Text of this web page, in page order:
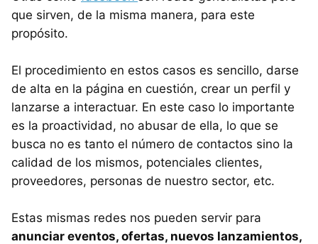
que sirven, de la misma manera, para este
propósito.
El procedimiento en estos casos es sencillo, darse
de alta en la página en cuestión, crear un perfil y
lanzarse a interactuar. En este caso lo importante
es la proactividad, no abusar de ella, lo que se
busca no es tanto el número de contactos sino la
calidad de los mismos, potenciales clientes,
proveedores, personas de nuestro sector, etc.
Estas mismas redes nos pueden servir para
anunciar eventos, ofertas, nuevos lanzamientos,